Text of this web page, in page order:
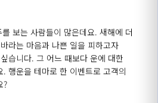
보는 사람들이 많은데요. 새해에 더
라는 마음과 나쁜 일을 피하고자
습니다. 그 어느 때보다 운에 대한
행운을 테마로 한 이벤트로 고객의
?